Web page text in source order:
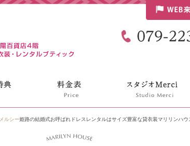
メルシー姫路の結婚式お呼ばれドレスレンタルはサイズ豊富な貸衣装マリリンハウ